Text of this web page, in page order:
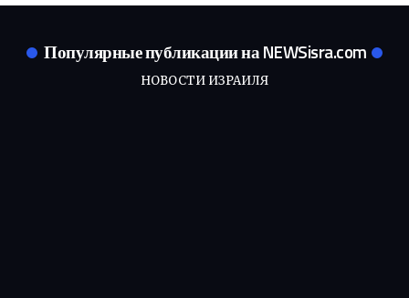
Популярные публикации на NEWSisra.com
НОВОСТИ ИЗРАИЛЯ